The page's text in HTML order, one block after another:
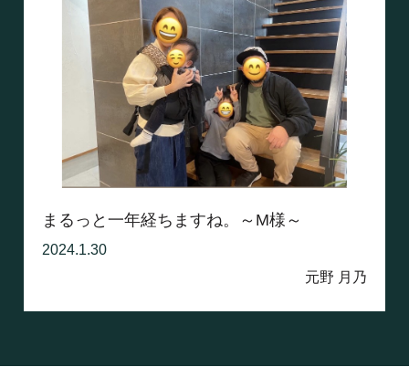
まるっと一年経ちますね。～M様～
2024.1.30
元野 月乃